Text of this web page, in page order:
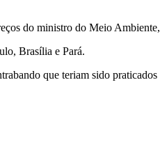
do ministro do Meio
Brasília e Pará.
que teriam sido